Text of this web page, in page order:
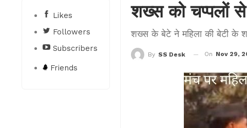
शख्स को चप्पलों से
शख्स के बेटे ने महिला की बेटी के
By SS Desk On Nov 29,
Likes
Followers
Subscribers
Friends